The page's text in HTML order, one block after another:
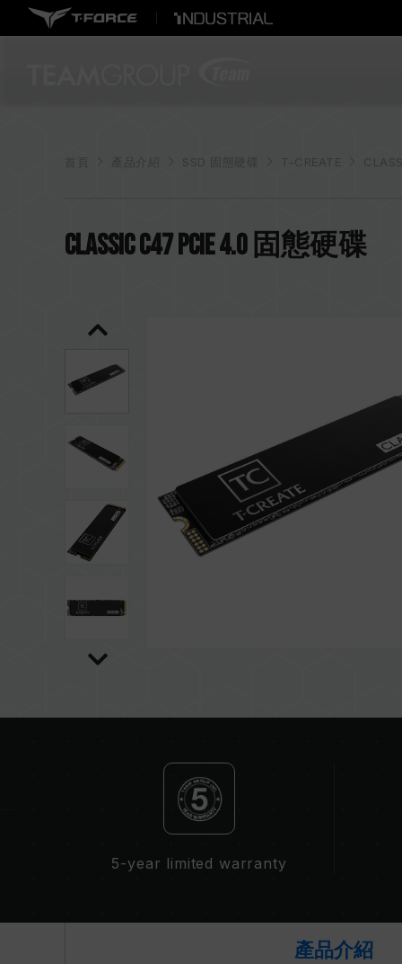
產品介紹 SSD 固態硬碟 T-CREATE
CLASSIC C47 PCIe 4.0 固態硬碟
5-year limited warranty
產品介紹